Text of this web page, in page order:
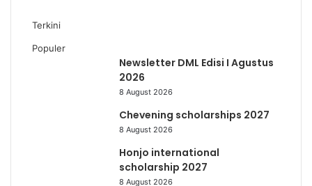
Terkini
Populer
Newsletter DML Edisi I Agustus
2026
8 August 2026
Chevening scholarships 2027
8 August 2026
Honjo international
scholarship 2027
8 August 2026